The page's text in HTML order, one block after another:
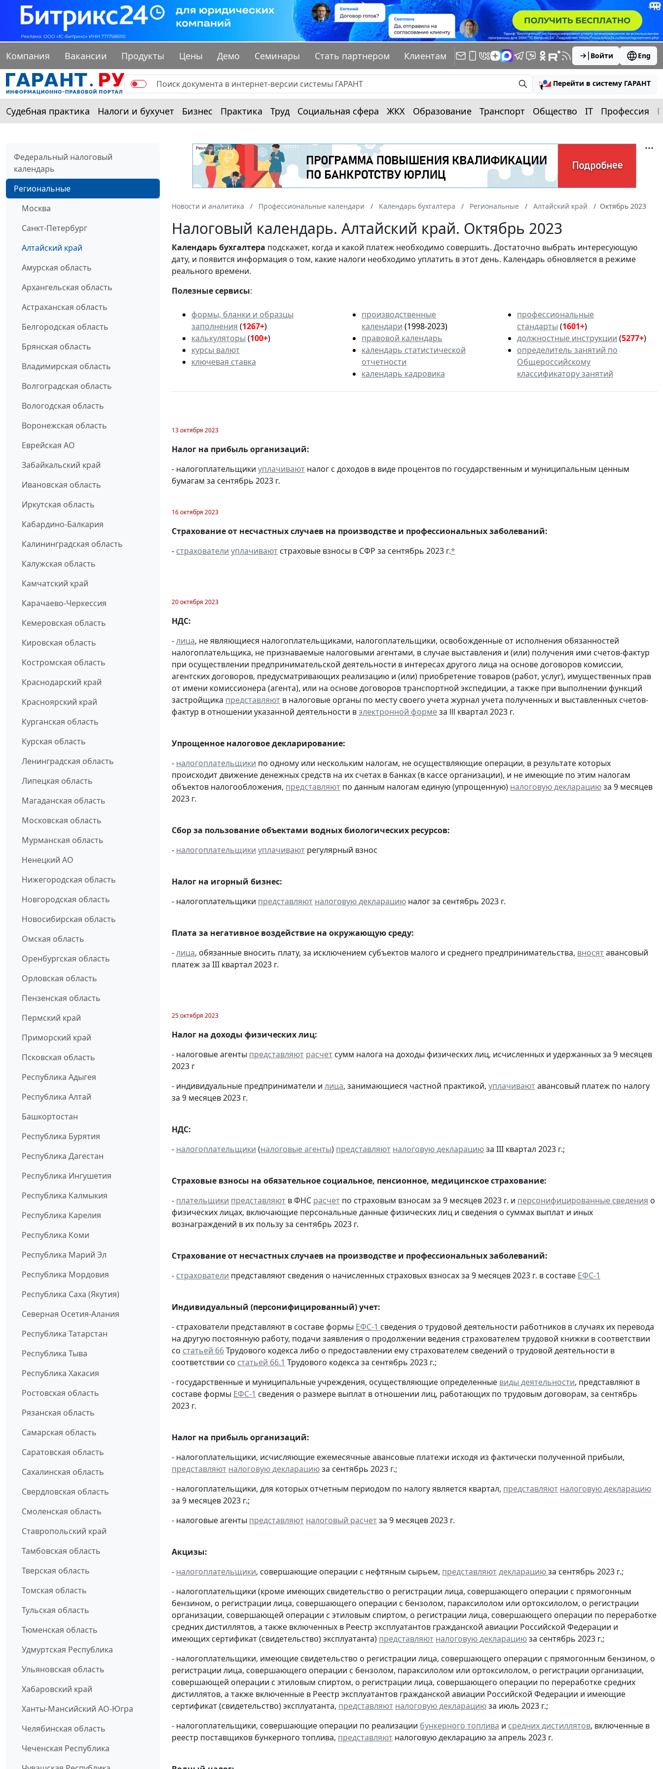
Компания Вакансии Продукты Цены Демо Семинары Стать партнером Клиентам Войти Eng
Перейти в систему ГАРАНТ
Судебная практика Налоги и бухучет Бизнес Практика Труд Социальная сфера ЖКХ Образование Транспорт Общество IT Профессия
Федеральный налоговый
календарь
Региональные
Москва
Санкт-Петербург
Алтайский край
Амурская область
Архангельская область
Астраханская область
Белгородская область
Брянская область
Владимирская область
Волгоградская область
Вологодская область
Воронежская область
Еврейская АО
Забайкальский край
Ивановская область
Иркутская область
Кабардино-Балкария
Калининградская область
Калужская область
Камчатский край
Карачаево-Черкессия
Кемеровская область
Кировская область
Костромская область
Краснодарский край
Красноярский край
Курганская область
Курская область
Ленинградская область
Липецкая область
Магаданская область
Московская область
Мурманская область
Ненецкий АО
Нижегородская область
Новгородская область
Новосибирская область
Омская область
Оренбургская область
Орловская область
Пензенская область
Пермский край
Приморский край
Псковская область
Республика Адыгея
Республика Алтай
Башкортостан
Республика Бурятия
Республика Дагестан
Республика Ингушетия
Республика Калмыкия
Республика Карелия
Республика Коми
Республика Марий Эл
Республика Мордовия
Республика Саха (Якутия)
Северная Осетия-Алания
Республика Татарстан
Республика Тыва
Республика Хакасия
Ростовская область
Рязанская область
Самарская область
Саратовская область
Сахалинская область
Свердловская область
Смоленская область
Ставропольский край
Тамбовская область
Тверская область
Томская область
Тульская область
Тюменская область
Удмуртская Республика
Ульяновская область
Хабаровский край
Ханты-Мансийский АО-Югра
Челябинская область
Чеченская Республика
Новости и аналитика Профессиональные календари Календарь бухгалтера Региональные Алтайский край Октябрь 2023
Налоговый календарь. Алтайский край. Октябрь 2023
Календарьбухгалтера подскажет, когда и какой платеж необходимо совершить. Достаточно выбрать интересующую
дату, и появится информация о том, какие налоги необходимо уплатить в этот день. Календарь обновляется в режиме
реального времени.
Полезные сервисы:
формы, бланки и образцы
заполнения (1267+)
калькуляторы (100+)
курсы валют
ключевая ставка
производственные
календари (1998-2023)
правовой календарь
календарь статистической
отчетности
календарь кадровика
профессиональные
стандарты (1601+)
должностные инструкции (5277+)
определитель занятий по
Общероссийскому
классификатору занятий
13 октября 2023
Налог на прибыль организаций:
- налогоплательщики уплачивают налог с доходов в виде процентов по государственным и муниципальным ценным
бумагам за сентябрь 2023 г.
16 октября 2023
Страхование от несчастных случаев на производстве и профессиональных заболеваний:
- страхователи уплачивают страховые взносы в СФР за сентябрь 2023 г.*
20 октября 2023
НДС:
-лица, не являющиеся налогоплательщиками, налогоплательщики, освобожденные от исполнения обязанностей
налогоплательщика, не признаваемые налоговыми агентами, в случае выставления и (или) получения ими счетов-фактур
при осуществлении предпринимательской деятельности в интересах другого лица на основе договоров комиссии,
агентских договоров, предусматривающих реализацию и (или) приобретение товаров (работ, услуг), имущественных прав
от имени комиссионера (агента), или на основе договоров транспортной экспедиции, а также при выполнении функций
застройщика представляют в налоговые органы по месту своего учета журнал учета полученных и выставленных счетов-
фактур в отношении указанной деятельности вэлектронной формеза lll квартал 2023 г.
Упрощенное налоговое декларирование:
- налогоплательщики по одному или нескольким налогам, не осуществляющие операции, в результате которых
происходит движение денежных средств на их счетах в банках (в кассе организации), и не имеющие по этим налогам
объектов налогообложения, представляют по данным налогам единую (упрощенную) налоговую декларациюза 9 месяцев
2023 г.
Сбор за пользование объектами водных биологических ресурсов:
- налогоплательщики уплачивают регулярный взнос
Налог на игорный бизнес:
- налогоплательщики представляют налоговую декларацию налог за сентябрь 2023 г.
Плата за негативное воздействие на окружающую среду:
-лица, обязанные вносить плату, за исключением субъектов малого и среднего предпринимательства, вносятавансовый
платеж за III квартал 2023 г.
25 октября 2023
Налог на доходы физических лиц:
- налоговые агенты представляют расчет сумм налога на доходы физических лиц, исчисленных и удержанных за 9 месяцев
2023 г
- индивидуальные предприниматели и лица, занимающиеся частной практикой, уплачиваютавансовый платеж по налогу
за 9 месяцев 2023 г.
НДС:
- налогоплательщики (налоговые агенты) представляют налоговую декларациюза III квартал 2023 г.;
Страховые взносы на обязательное социальное, пенсионное, медицинское страхование:
- плательщики представляют в ФНС расчет по страховым взносам за 9 месяцев 2023 г. и персонифицированные сведения о
физических лицах, включающие персональные данные физических лиц и сведения о суммах выплат и иных
вознаграждений в их пользу за сентябрь 2023 г.
Страхование от несчастных случаев на производстве и профессиональных заболеваний:
- страхователи представляют сведения о начисленных страховых взносах за 9 месяцев 2023 г. в составе ЕФС-1
Индивидуальный (персонифицированный) учет:
- страхователи представляют в составе формы ЕФС-1 сведения о трудовой деятельности работников в случаях их перевода
на другую постоянную работу, подачи заявления о продолжении ведения страхователем трудовой книжки в соответствии
со статьей 66Трудового кодекса либо о предоставлении ему страхователем сведений о трудовой деятельности в
соответствии со статьей 66.1 Трудового кодекса за сентябрь 2023 г.;
- государственные и муниципальные учреждения, осуществляющие определенные виды деятельности, представляют в
составе формы ЕФС-1 сведения о размере выплат в отношении лиц, работающих по трудовым договорам, за сентябрь
2023 г.
Налог на прибыль организаций:
- налогоплательщики, исчисляющие ежемесячные авансовые платежи исходя из фактически полученной прибыли,
представляют налоговую декларациюза сентябрь 2023 г.;
- налогоплательщики, для которых отчетным периодом по налогу является квартал, представляют налоговую декларацию
за 9 месяцев 2023 г.;
- налоговые агенты представляют налоговый расчетза 9 месяцев 2023 г.
Акцизы:
- налогоплательщики, совершающие операции с нефтяным сырьем, представляютдекларациюза сентябрь 2023 г.;
- налогоплательщики (кроме имеющих свидетельство о регистрации лица, совершающего операции с прямогонным
бензином, о регистрации лица, совершающего операции с бензолом, параксилолом или ортоксилолом, о регистрации
организации, совершающей операции с этиловым спиртом, о регистрации лица, совершающего операции по переработке
средних дистиллятов, а также включенных в Реестр эксплуатантов гражданской авиации Российской Федерации и
имеющих сертификат (свидетельство) эксплуатанта) представляют налоговую декларациюза сентябрь 2023 г.;
- налогоплательщики, имеющие свидетельство о регистрации лица, совершающего операции с прямогонным бензином, о
регистрации лица, совершающего операции с бензолом, параксилолом или ортоксилолом, о регистрации организации,
совершающей операции с этиловым спиртом, о регистрации лица, совершающего операции по переработке средних
дистиллятов, а также включенные в Реестр эксплуатантов гражданской авиации Российской Федерации и имеющие
сертификат (свидетельство) эксплуатанта, представляют налоговую декларациюза июль 2023 г.;
- налогоплательщики, совершающие операции по реализации бункерного топлива и средних дистиллятов, включенные в
реестр поставщиков бункерного топлива, представляют налоговую декларацию за апрель 2023 г.